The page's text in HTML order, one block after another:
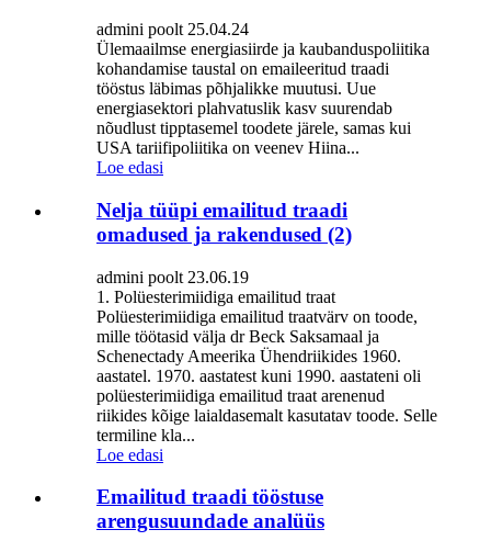
admini poolt 25.04.24
Ülemaailmse energiasiirde ja kaubanduspoliitika
kohandamise taustal on emaileeritud traadi
tööstus läbimas põhjalikke muutusi. Uue
energiasektori plahvatuslik kasv suurendab
nõudlust tipptasemel toodete järele, samas kui
USA tariifipoliitika on veenev Hiina...
Loe edasi
Nelja tüüpi emailitud traadi
omadused ja rakendused (2)
admini poolt 23.06.19
1. Polüesterimiidiga emailitud traat
Polüesterimiidiga emailitud traatvärv on toode,
mille töötasid välja dr Beck Saksamaal ja
Schenectady Ameerika Ühendriikides 1960.
aastatel. 1970. aastatest kuni 1990. aastateni oli
polüesterimiidiga emailitud traat arenenud
riikides kõige laialdasemalt kasutatav toode. Selle
termiline kla...
Loe edasi
Emailitud traadi tööstuse
arengusuundade analüüs